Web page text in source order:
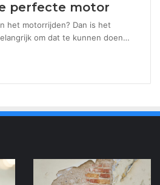
perfecte motor
het motorrijden? Dan is het
om dat te kunnen doen…
Diepere